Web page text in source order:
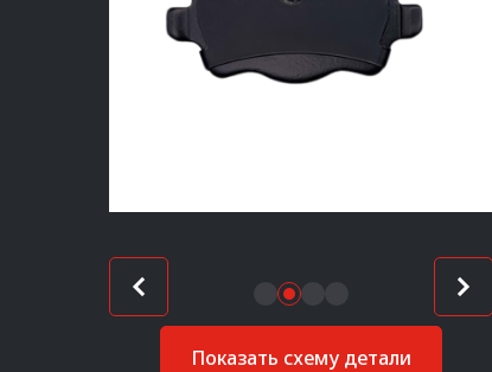
Показать схему детали